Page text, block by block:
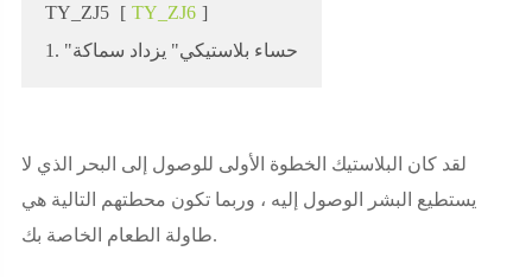
TY_ZJ5 [ TY_ZJ6 ]
1. "حساء بلاستيكي" يزداد سماكة
لقد كان البلاستيك الخطوة الأولى للوصول إلى البحر الذي لا
يستطيع البشر الوصول إليه ، وربما تكون محطتهم التالية هي
طاولة الطعام الخاصة بك.